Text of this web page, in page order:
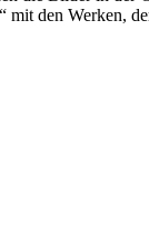
den Werken,